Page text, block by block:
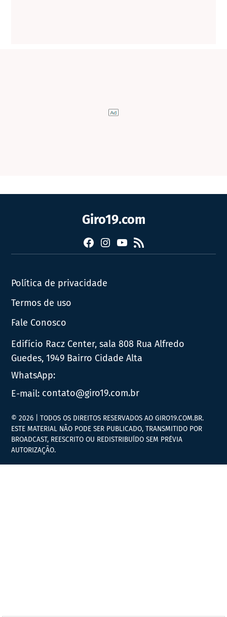
Giro19.com
FacebookInstagram
YouTube
RSS
Política de privacidade
Termos de uso
Fale Conosco
Edifício Racz Center, sala 808 Rua Alfredo
Guedes, 1949 Bairro Cidade Alta
WhatsApp:
E-mail: contato@giro19.com.br
© 2026 | TODOS OS DIREITOS RESERVADOS AO GIRO19.COM.BR.
ESTE MATERIAL NÃO PODE SER PUBLICADO, TRANSMITIDO POR
BROADCAST, REESCRITO OU REDISTRIBUÍDO SEM PRÉVIA
AUTORIZAÇÃO.